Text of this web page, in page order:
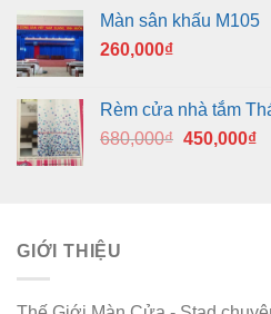
Màn sân khấu M105
260,000₫
Rèm cửa nhà tắm
680,000₫ Giá
450,000₫
GIỚI THIỆU